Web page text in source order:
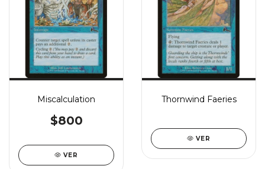
Miscalculation
$800
VER
Thornwind Faeries
VER